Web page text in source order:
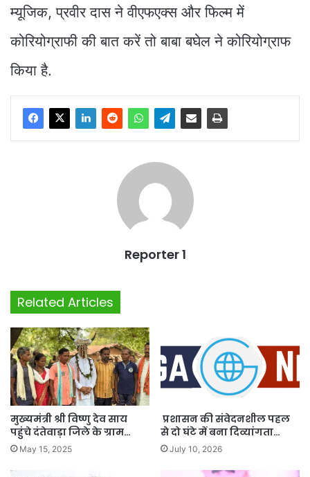
म्यूजिक, प्रवीर दास ने वीएफएक्स और फिल्म में
कोरियोग्राफी की बात करें तो बाबा बघेल ने कोरियोग्राफ
किया है.
Reporter 1
Related Articles
मुख्यमंत्री श्री विष्णु देव साय
पहुंचे दंतेवाड़ा जिले के ग्राम…
May 15, 2025
प्रशासन की संवेदनशील पहल
से दो घंटे में बना दिव्यांगता…
July 10, 2026